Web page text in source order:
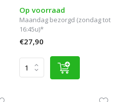
Op voorraad
Maandag bezorgd (zondag tot
16:45u)*
€27,90